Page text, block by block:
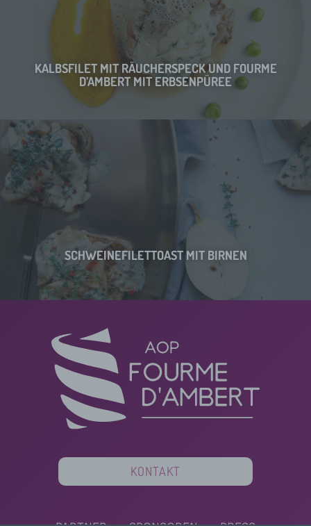
KALBSFILET MIT RÄUCHERSPECK UND FOURME
D’AMBERT MIT ERBSENPÜREE
SCHWEINEFILETTOAST MIT BIRNEN
KONTAKT